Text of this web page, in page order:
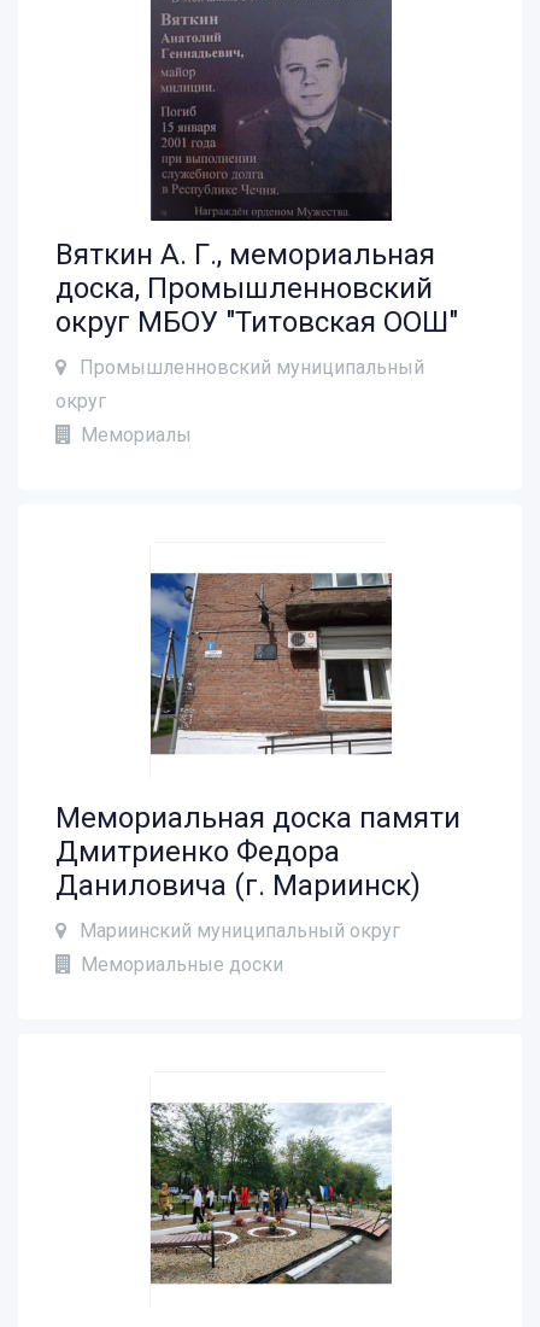
Вяткин А. Г., мемориальная
доска, Промышленновский
округ МБОУ "Титовская ООШ"
Промышленновский муниципальный
округ
Мемориалы
Мемориальная доска памяти
Дмитриенко Федора
Даниловича (г. Мариинск)
Мариинский муниципальный округ
Мемориальные доски